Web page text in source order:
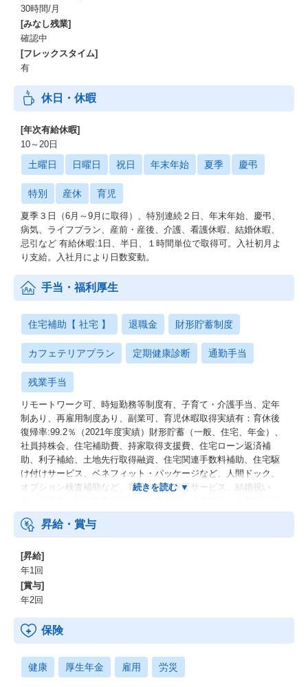
30時間/月
[みなし残業]
確認中
[フレックスタイム]
有
休日・休暇
[年次有給休暇]
10～20日
土曜日 日曜日 祝日 年末年始 夏季 慶弔
特別 産休 育児
夏季３日（6月～9月に取得）、特別連続２日、年末年始、慶弔、
病気、ライフプラン、産前・産後、介護、看護休暇、結婚休暇、
忌引など 有給休暇:1日、半日、１時間単位で取得可。入社初月よ
り支給。入社月により日数変動。
手当・福利厚生
住宅補助【 社宅 】 退職金 財形貯蓄制度
カフェテリアプラン 定期健康診断 通勤手当
残業手当
リモートワーク可、時短勤務等制度有、子育て・介護手当、定年
制あり、再雇用制度あり、副業可、育児休暇取得実績有：育休後
復帰率:99.2％（2021年度実績）財形貯蓄（一般、住宅、年金）、
社員持株会、住宅補助費、持家取得支援費、住宅ローン返済補
助、利子補給、土地先行取得融資、住宅関連手数料補助、住宅駆
け付けサービス、ベネフィット・パッケージなど、人間ドック、
オプション検査補助など、育児・介護支援サービス、結婚祝い
金、確定拠出年金）、電気通信共済会(個人年金、遺児育英基金)
昇給・賞与
[昇給]
年1回
[賞与]
年2回
保険
健康 厚生年金 雇用 労災